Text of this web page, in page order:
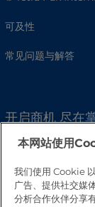
可及性
常见问题与解答
开启商机 尽在
本网站使用
我们使用 Cookie
广告、提供社交媒
分析合作伙伴分享